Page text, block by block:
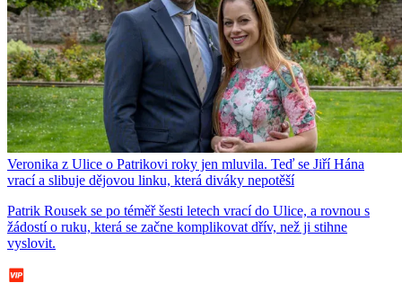
Veronika z Ulice o Patrikovi roky jen mluvila. Teď se Jiří Hána
vrací a slibuje dějovou linku, která diváky nepotěší
Patrik Rousek se po téměř šesti letech vrací do Ulice, a rovnou s
žádostí o ruku, která se začne komplikovat dřív, než ji stihne
vyslovit.